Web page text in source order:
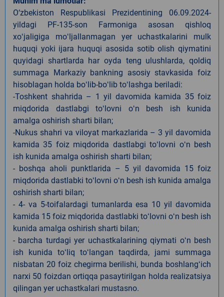
O‘zbekiston Respublikasi Prezidentining 06.09.2024-
yildagi PF-135-son Farmoniga asosan qishloq
xoʻjaligiga moʻljallanmagan yer uchastkalarini mulk
huquqi yoki ijara huquqi asosida sotib olish qiymatini
quyidagi shartlarda har oyda teng ulushlarda, qoldiq
summaga Markaziy bankning asosiy stavkasida foiz
hisoblagan holda boʻlib-boʻlib toʻlashga beriladi:
-Toshkent shahrida – 1 yil davomida kamida 35 foiz
miqdorida dastlabgi toʻlovni oʻn besh ish kunida
amalga oshirish sharti bilan;
-Nukus shahri va viloyat markazlarida – 3 yil davomida
kamida 35 foiz miqdorida dastlabgi toʻlovni oʻn besh
ish kunida amalga oshirish sharti bilan;
- boshqa aholi punktlarida – 5 yil davomida 15 foiz
miqdorida dastlabki toʻlovni oʻn besh ish kunida amalga
oshirish sharti bilan;
- 4- va 5-toifalardagi tumanlarda esa 10 yil davomida
kamida 15 foiz miqdorida dastlabki toʻlovni oʻn besh ish
kunida amalga oshirish sharti bilan;
- barcha turdagi yer uchastkalarining qiymati oʻn besh
ish kunida toʻliq toʻlangan taqdirda, jami summaga
nisbatan 20 foiz chegirma berilishi, bunda boshlangʻich
narxi 50 foizdan ortiqqa pasaytirilgan holda realizatsiya
qilingan yer uchastkalari mustasno.